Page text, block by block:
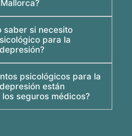
saber si necesito
para la
psicológicos para la
están
seguros médicos?